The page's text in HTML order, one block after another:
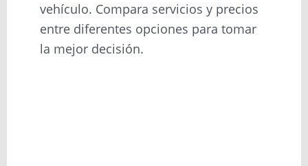
vehículo. Compara servicios y precios
entre diferentes opciones para tomar
la mejor decisión.